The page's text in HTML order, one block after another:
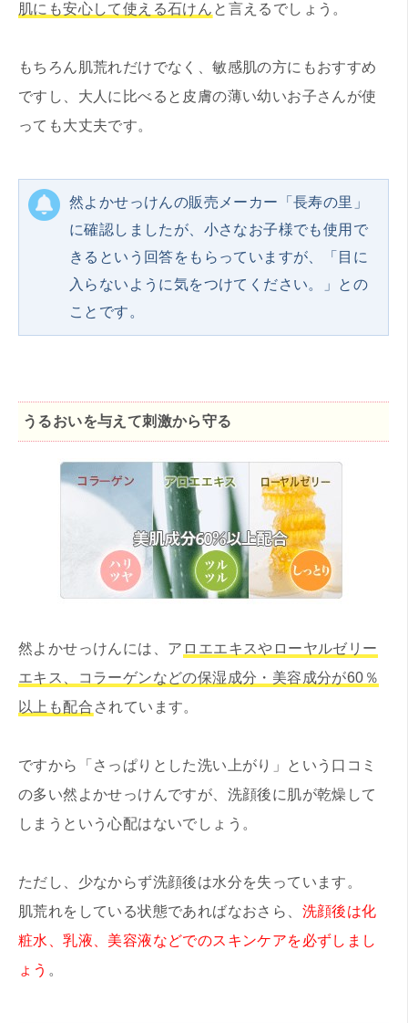
肌にも安心して使える石けん と言えるでしょう。
もちろん肌荒れだけでなく、敏感肌の方にもおすすめ
ですし、大人に比べると皮膚の薄い幼いお子さんが使
っても大丈夫です。
然よかせっけんの販売メーカー「長寿の里」
に確認しましたが、小さなお子様でも使用で
きるという回答をもらっていますが、「目に
入らないように気をつけてください。」との
ことです。
うるおいを与えて刺激から守る
然よかせっけんには、ア ロエエキスやローヤルゼリー
エキス、コラーゲンなどの保湿成分・美容成分が60％
以上も配合 されています。
ですから「さっぱりとした洗い上がり」という口コミ
の多い然よかせっけんですが、洗顔後に肌が乾燥して
しまうという心配はないでしょう。
ただし、少なからず洗顔後は水分を失っています。
肌荒れをしている状態であればなおさら、 洗顔後は化
粧水、乳液、美容液などでのスキンケアを必ずしまし
ょう 。